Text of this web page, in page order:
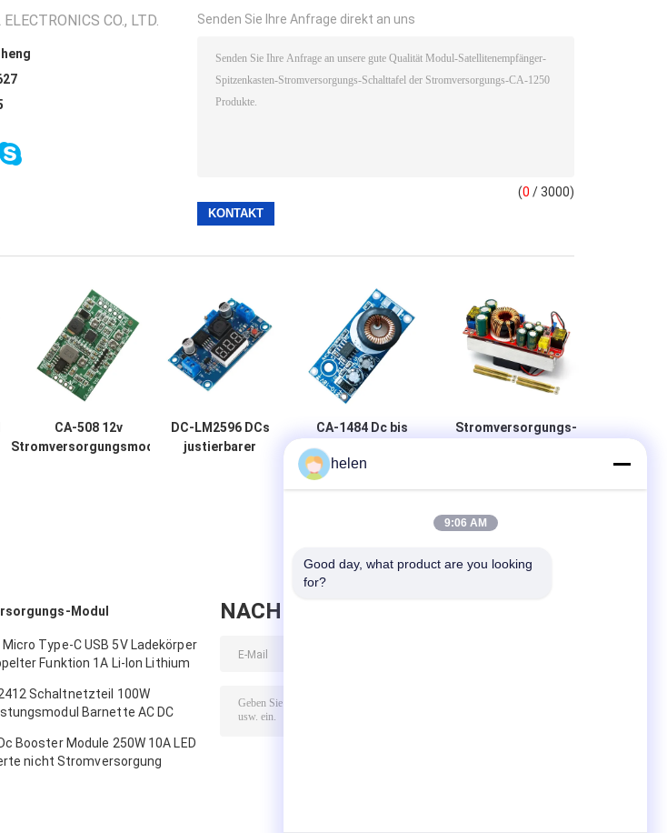
CO., LTD. Senden Sie Ihre Anfrage direkt an uns
(0 / 3000)
CA-508 12v
Stromversorgungsmodul
DC-LM2596 DCs
justierbarer
CA-1484 Dc bis
Dc Schritt nach
unten Modul PCB
Leiterplatte 10-
Stromversorgungs-
40A Modul
Modul
Micro Type-C USB 5V Ladekörper
Funktion 1A Li-Ion Lithium
Produkt
Schaltnetzteil 100W
Barnette AC DC
Booster Module 250W 10A LED
nicht Stromversorgung
NACHRICHT HINTERLASSEN
helen
9:06 AM
Good day, what product are you looking
for?